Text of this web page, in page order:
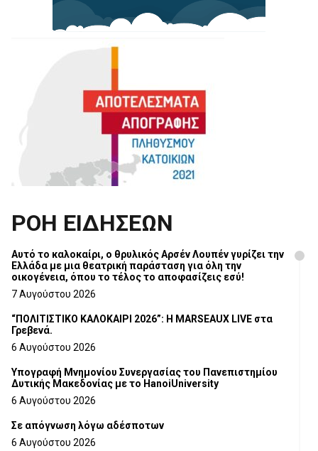
ΡΟΗ ΕΙΔΗΣΕΩΝ
Αυτό το καλοκαίρι, ο θρυλικός Αρσέν Λουπέν γυρίζει την
Ελλάδα με μια θεατρική παράσταση για όλη την
οικογένεια, όπου το τέλος το αποφασίζεις εσύ!
7 Αυγούστου 2026
“ΠΟΛΙΤΙΣΤΙΚΟ ΚΑΛΟΚΑΙΡΙ 2026”: Η MARSEAUX LIVE στα
Γρεβενά.
6 Αυγούστου 2026
Υπογραφή Μνημονίου Συνεργασίας του Πανεπιστημίου
Δυτικής Μακεδονίας με το HanoiUniversity
6 Αυγούστου 2026
Σε απόγνωση λόγω αδέσποτων
6 Αυγούστου 2026